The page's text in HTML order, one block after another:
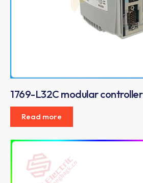
1769-L32C modular controller
Read more